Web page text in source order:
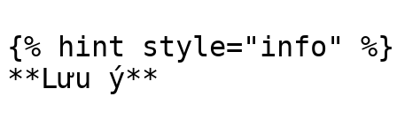
{% hint style="info" %}
**Lưu ý**